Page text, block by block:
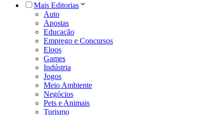
Mais Editorias
Auto
Apostas
Educação
Emprego e Concursos
Eloos
Games
Indústria
Jogos
Meio Ambiente
Negócios
Pets e Animais
Turismo